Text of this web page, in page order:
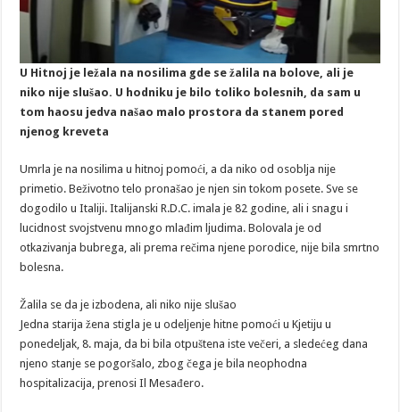
U Hitnoj je ležala na nosilima gde se žalila na bolove, ali je
niko nije slušao. U hodniku je bilo toliko bolesnih, da sam u
tom haosu jedva našao malo prostora da stanem pored
njenog kreveta
Umrla je na nosilima u hitnoj pomoći, a da niko od osoblja nije
primetio. Beživotno telo pronašao je njen sin tokom posete. Sve se
dogodilo u Italiji. Italijanski R.D.C. imala je 82 godine, ali i snagu i
lucidnost svojstvenu mnogo mlađim ljudima. Bolovala je od
otkazivanja bubrega, ali prema rečima njene porodice, nije bila smrtno
bolesna.
Žalila se da je izbodena, ali niko nije slušao
Jedna starija žena stigla je u odeljenje hitne pomoći u Kjetiju u
ponedeljak, 8. maja, da bi bila otpuštena iste večeri, a sledećeg dana
njeno stanje se pogoršalo, zbog čega je bila neophodna
hospitalizacija, prenosi Il Mesađero.